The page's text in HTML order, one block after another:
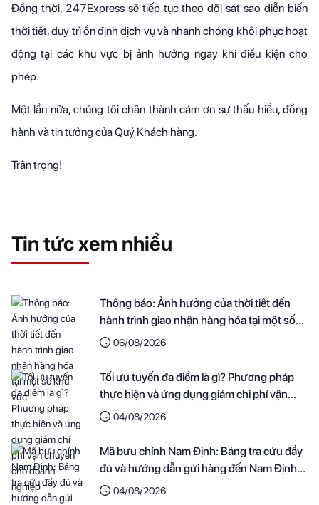
Đồng thời, 247Express sẽ tiếp tục theo dõi sát sao diễn biến
thời tiết, duy trì ổn định dịch vụ và nhanh chóng khôi phục hoạt
động tại các khu vực bị ảnh hưởng ngay khi điều kiện cho
phép.
Một lần nữa, chúng tôi chân thành cảm ơn sự thấu hiểu, đồng
hành và tin tưởng của Quý Khách hàng.
Trân trọng!
Tin tức xem nhiều
Thông báo: Ảnh hưởng của thời tiết đến
hành trình giao nhận hàng hóa tại một số
khu vực
06/08/2026
Tối ưu tuyến đa điểm là gì? Phương pháp
thực hiện và ứng dụng giảm chi phí vận
chuyển cho doanh nghiệp
04/08/2026
Mã bưu chính Nam Định: Bảng tra cứu đầy
đủ và hướng dẫn gửi hàng đến Nam Định
nhanh nhất
04/08/2026